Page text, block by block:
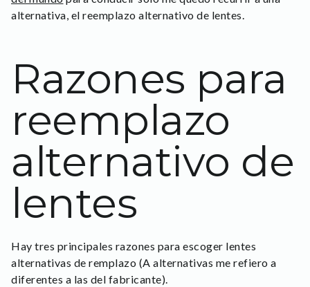
alternativa, el reemplazo alternativo de lentes.
Razones para
reemplazo
alternativo de
lentes
Hay tres principales razones para escoger lentes
alternativas de remplazo (A alternativas me refiero a
diferentes a las del fabricante).